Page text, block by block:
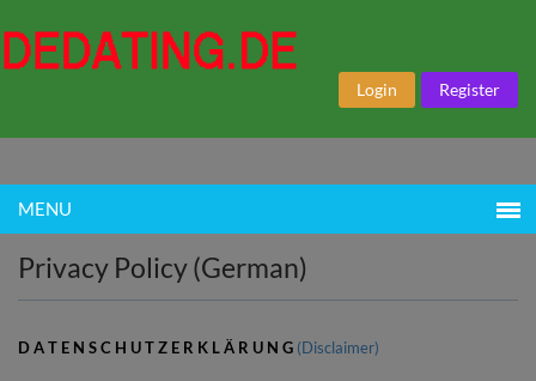
Register
Login
MENU
Privacy Policy (German)
D A T E N S C H U T Z E R K L Ä R U N G (Disclaimer)